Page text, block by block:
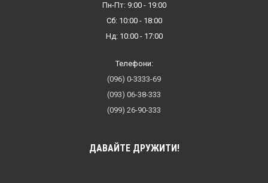
Пн-Пт: 9:00 - 19:00
Сб: 10:00 - 18:00
Нд: 10:00 - 17:00
Телефони:
(096) 0-3333-69
(093) 06-38-333
(099) 26-90-333
ДАВАЙТЕ ДРУЖИТИ!